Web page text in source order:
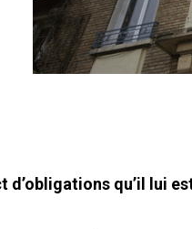
d’obligations qu’il lui